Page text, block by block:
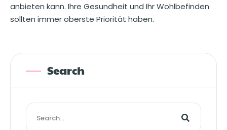
anbieten kann. Ihre Gesundheit und Ihr Wohlbefinden
sollten immer oberste Priorität haben.
Search